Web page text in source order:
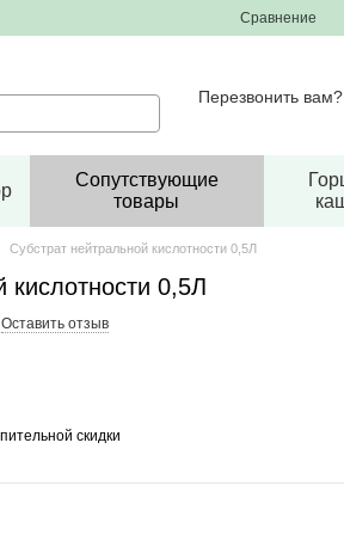
Сравнение
Перезвонить вам?
Сопутствующие
товары
Субстрат нейтральной кислотности 0,5Л
кислотности 0,5Л
Оставить отзыв
скидки